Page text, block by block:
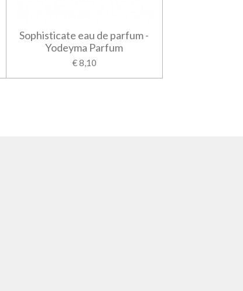
Sophisticate eau de parfum -
Yodeyma Parfum
€ 8,10